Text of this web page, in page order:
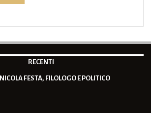
RECENTI
NICOLA FESTA, FILOLOGO E POLITICO